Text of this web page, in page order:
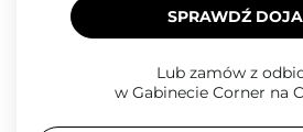
SPRAWDŹ
Lub zamów z
w Gabinecie Corner na